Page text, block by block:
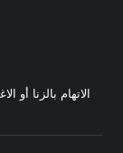
الاتهام بالزنا